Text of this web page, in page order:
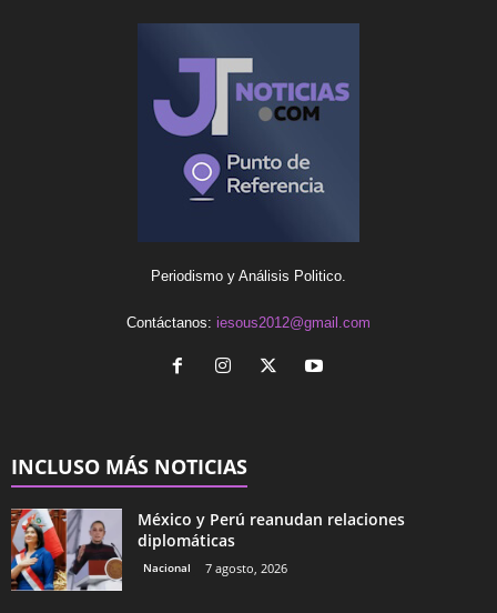
Periodismo y Análisis Politico.
Contáctanos: iesous2012@gmail.com
INCLUSO MÁS NOTICIAS
México y Perú reanudan relaciones
diplomáticas
Nacional 7 agosto, 2026